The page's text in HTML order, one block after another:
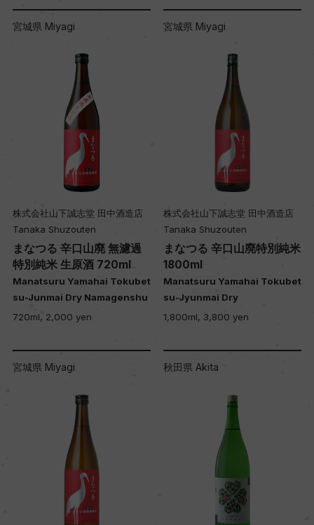
宮城県 Miyagi
株式会社山下誠志堂 田中酒造店
Tanaka Shuzouten
まなつる 辛口山廃 無濾過
特別純米 生原酒 720ml
Manatsuru Yamahai Tokubet
su-Junmai Dry Namagenshu
720ml, 2,000 yen
宮城県 Miyagi
株式会社山下誠志堂 田中酒造店
Tanaka Shuzouten
まなつる 辛口山廃特別純米
1800ml
Manatsuru Yamahai Tokubet
su-Jyunmai Dry
1,800ml, 3,800 yen
宮城県 Miyagi 秋田県 Akita